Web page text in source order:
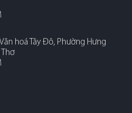
hoá Tây Đô, Phường Hưng
Thơ